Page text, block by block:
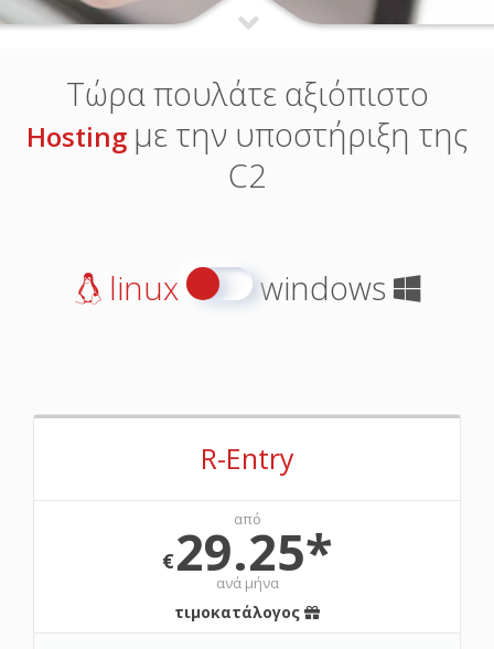
Τώρα πουλάτε αξιόπιστο
Hosting με την υποστήριξη της
C2
linux windows
R-Entry
από
€29.25*
ανά μήνα
τιμοκατάλογος